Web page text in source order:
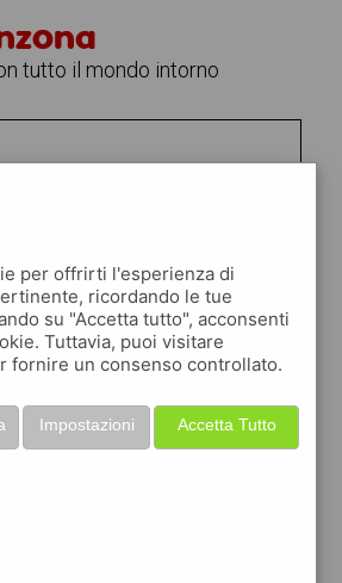
tutto il mondo intorno
per offrirti l'esperienza di
ricordando le tue
su "Accetta tutto", acconsenti
Tuttavia, puoi visitare
fornire un consenso controllato.
Accetta Tutto
Impostazioni